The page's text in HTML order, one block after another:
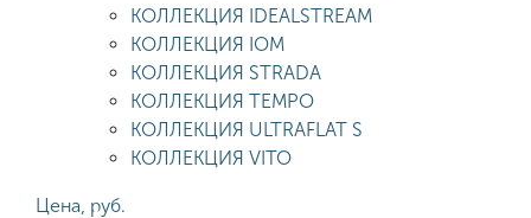
КОЛЛЕКЦИЯ IDEALSTREAM
КОЛЛЕКЦИЯ IOM
КОЛЛЕКЦИЯ STRADA
КОЛЛЕКЦИЯ TEMPO
КОЛЛЕКЦИЯ ULTRAFLAT S
КОЛЛЕКЦИЯ VITO
Цена, руб.